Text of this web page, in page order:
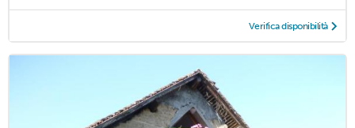
Verifica disponibilità